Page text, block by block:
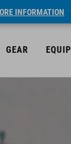
INFORMATION
GEAR